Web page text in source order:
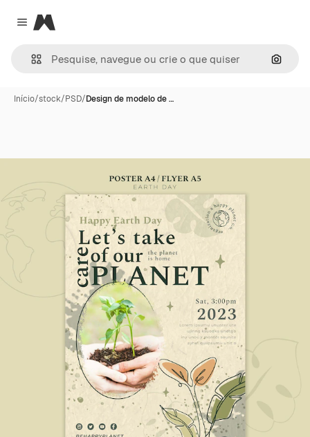
Close menu
Magnific
Início/stock/PSD/Design de modelo de …